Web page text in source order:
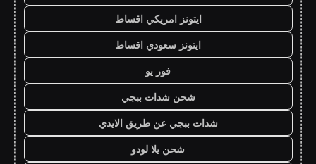
ايتونز امريكي اقساط
ايتونز سعودي اقساط
فور يو
شحن شدات ببجي
شدات ببجي عن طريق الايدي
شحن يلا لودو